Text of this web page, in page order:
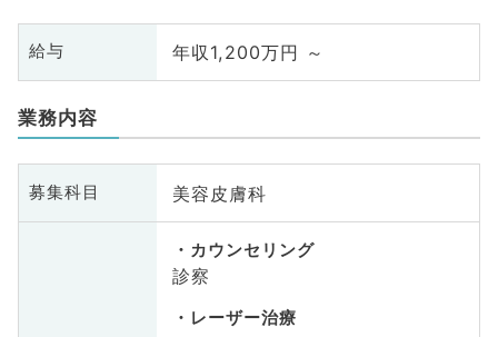
給与 年収1,200万円 ～
業務内容
募集科目 美容皮膚科
カウンセリング
診察
レーザー治療